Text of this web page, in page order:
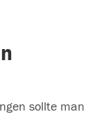
sollte man